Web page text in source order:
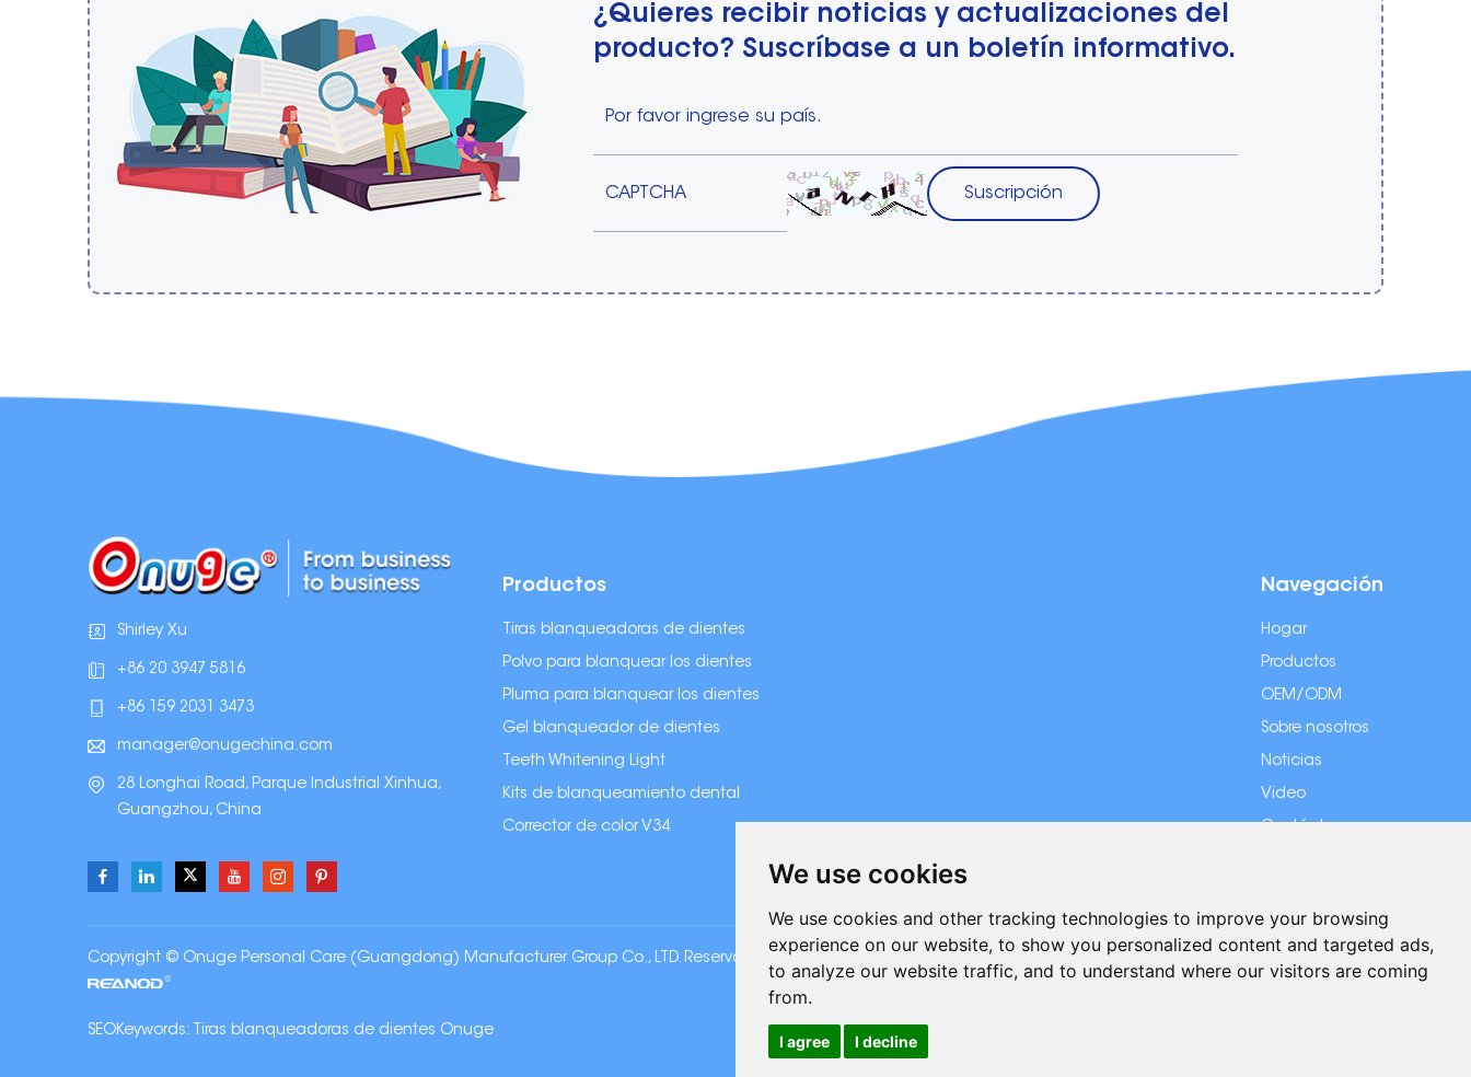
We use cookies
We use cookies and other tracking technologies to improve your browsing
experience on our website, to show you personalized content and targeted ads,
to analyze our website traffic, and to understand where our visitors are coming
from.
I agree I decline
¿Quieres recibir noticias y actualizaciones del
producto? Suscríbase a un boletín informativo.
Shirley Xu
+86 20 3947 5816
+86 159 2031 3473
manager@onugechina.com
28 Longhai Road, Parque Industrial Xinhua,
Guangzhou, China
Productos
Tiras blanqueadoras de dientes
Polvo para blanquear los dientes
Pluma para blanquear los dientes
Gel blanqueador de dientes
Teeth Whitening Light
Kits de blanqueamiento dental
Corrector de color V34
Navegación
Hogar
Productos
OEM/ODM
Sobre nosotros
Noticias
Video
Copyright © Onuge Personal Care (Guangdong) Manufacturer Group Co., LTD. Reservados todos los derechos | Mapa del sitio Política de Privacidad | Apoyo técnico:
SEOKeywords: Tiras blanqueadoras de dientes Onuge